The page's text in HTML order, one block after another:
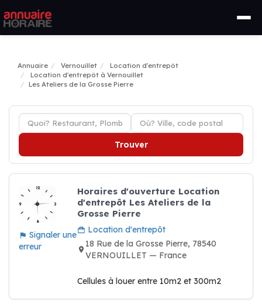
Annuaire Vernouillet
Location d'entrepôt
Location d'entrepôt à Vernouillet
Les Ateliers de la Grosse Pierre
Trouver
Signaler une
erreur
Horaires d'ouverture Location
d'entrepôt Les Ateliers de la
Grosse Pierre
Location d'entrepôt
18 Rue de la Grosse Pierre, 78540
VERNOUILLET — France
Cellules à louer entre 10m2 et 300m2